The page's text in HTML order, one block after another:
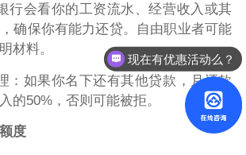
行会看你的工资流水、经营收入或其
确保你有能力还贷。自由职业者可能
材料。
：如果你名下还有其他贷款，月还款
的50%，否则可能被拒。
度
现在有优惠活动么？